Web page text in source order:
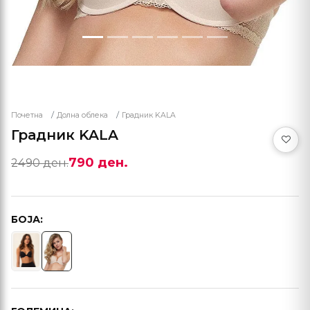
Почетна Долна облека Градник KALA
Градник KALA
2490 ден.790 ден.
БОЈА: